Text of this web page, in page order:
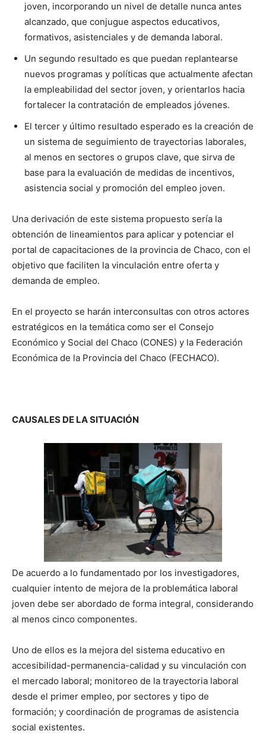
joven, incorporando un nivel de detalle nunca antes
alcanzado, que conjugue aspectos educativos,
formativos, asistenciales y de demanda laboral.
Un segundo resultado es que puedan replantearse
nuevos programas y políticas que actualmente afectan
la empleabilidad del sector joven, y orientarlos hacia
fortalecer la contratación de empleados jóvenes.
El tercer y último resultado esperado es la creación de
un sistema de seguimiento de trayectorias laborales,
al menos en sectores o grupos clave, que sirva de
base para la evaluación de medidas de incentivos,
asistencia social y promoción del empleo joven.
Una derivación de este sistema propuesto sería la
obtención de lineamientos para aplicar y potenciar el
portal de capacitaciones de la provincia de Chaco, con el
objetivo que faciliten la vinculación entre oferta y
demanda de empleo.
En el proyecto se harán interconsultas con otros actores
estratégicos en la temática como ser el Consejo
Económico y Social del Chaco (CONES) y la Federación
Económica de la Provincia del Chaco (FECHACO).
CAUSALES DE LA SITUACIÓN
De acuerdo a lo fundamentado por los investigadores,
cualquier intento de mejora de la problemática laboral
joven debe ser abordado de forma integral, considerando
al menos cinco componentes.
Uno de ellos es la mejora del sistema educativo en
accesibilidad-permanencia-calidad y su vinculación con
el mercado laboral; monitoreo de la trayectoria laboral
desde el primer empleo, por sectores y tipo de
formación; y coordinación de programas de asistencia
social existentes.